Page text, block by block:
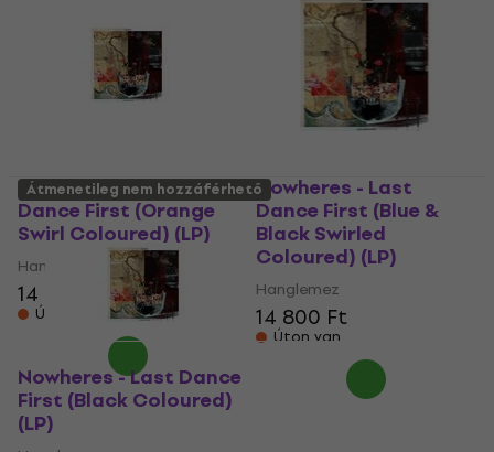
Nowheres - Last
Dance First (Orange
Swirl Coloured) (LP)
Hanglemez
14 800 Ft
Úton van
Nowheres - Last
Dance First (Blue &
Black Swirled
Coloured) (LP)
Hanglemez
14 800 Ft
Úton van
Átmenetileg nem hozzáférhető
Nowheres - Last Dance
First (Black Coloured)
(LP)